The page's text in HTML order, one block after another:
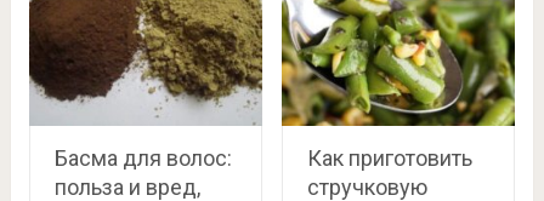
Басма для волос:
польза и вред,
Как приготовить
стручковую